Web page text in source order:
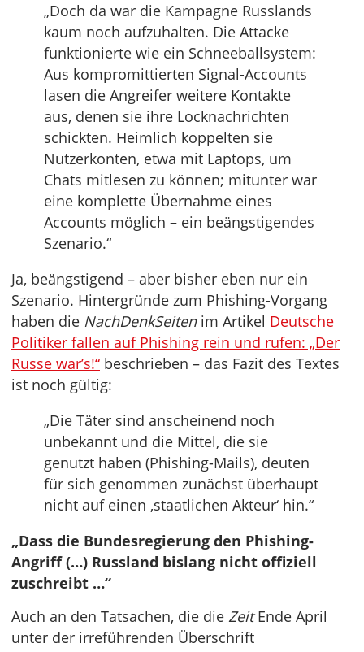
„Doch da war die Kampagne Russlands
kaum noch aufzuhalten. Die Attacke
funktionierte wie ein Schneeballsystem:
Aus kompromittierten Signal-Accounts
lasen die Angreifer weitere Kontakte
aus, denen sie ihre Locknachrichten
schickten. Heimlich koppelten sie
Nutzerkonten, etwa mit Laptops, um
Chats mitlesen zu können; mitunter war
eine komplette Übernahme eines
Accounts möglich – ein beängstigendes
Szenario.“
Ja, beängstigend – aber bisher eben nur ein
Szenario. Hintergründe zum Phishing-Vorgang
haben die NachDenkSeitenim Artikel Deutsche
Politiker fallen auf Phishing rein und rufen: „Der
Russe war’s!“ beschrieben – das Fazit des Textes
ist noch gültig:
„Die Täter sind anscheinend noch
unbekannt und die Mittel, die sie
genutzt haben (Phishing-Mails), deuten
für sich genommen zunächst überhaupt
nicht auf einen ‚staatlichen Akteur‘ hin.“
„Dass die Bundesregierung den Phishing-
Angriff (…) Russland bislang nicht offiziell
zuschreibt …“
Auch an den Tatsachen, die die ZeitEnde April
unter der irreführenden Überschrift